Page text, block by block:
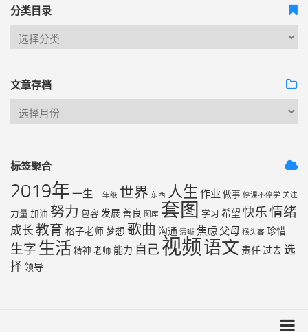
分类目录
文章存档
标签聚合
2019年 一生 三年级 世界 东西 人生 作业 做事 停课不停学 关注
力量 加油 努力 包容 发展善良 图库 套图 学习 希望 快乐情绪
成长 教育 格子老师梦想 歌曲 沟通 清晰 焦虑 父母 猴头客 珍惜
生字 生活 精神 老师 能力 自己 视频语文 责任过去 选
择 领导